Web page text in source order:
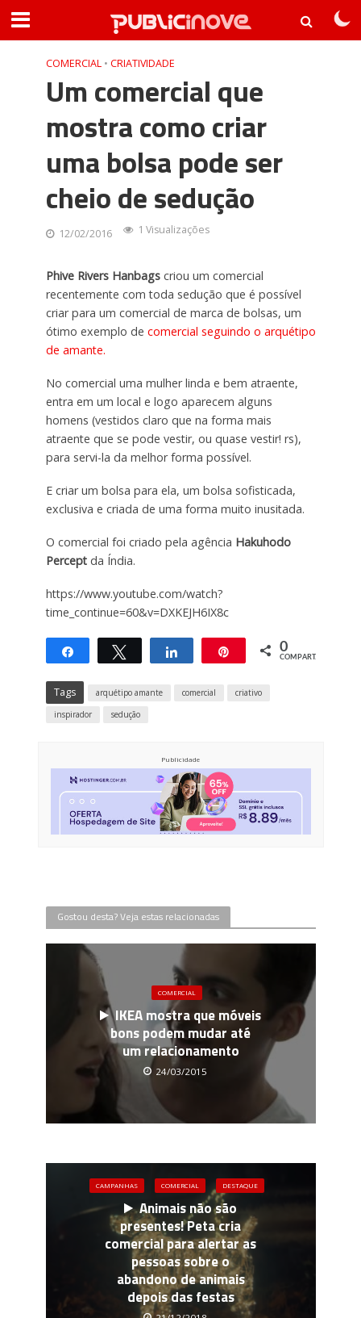
COMERCIAL • CRIATIVIDADE
Um comercial que
mostra como criar
uma bolsa pode ser
cheio de sedução
12/02/2016 1 Visualizações
Phive Rivers Hanbagscriou um comercial
recentemente com toda sedução que é possível
criar para um comercial de marca de bolsas, um
ótimo exemplo de comercial seguindo o arquétipo
de amante.
No comercial uma mulher linda e bem atraente,
entra em um local e logo aparecem alguns
homens (vestidos claro que na forma mais
atraente que se pode vestir, ou quase vestir! rs),
para servi-la da melhor forma possível.
E criar um bolsa para ela, um bolsa sofisticada,
exclusiva e criada de uma forma muito inusitada.
O comercial foi criado pela agência Hakuhodo
Perceptda Índia.
https://www.youtube.com/watch?
time_continue=60&v=DXKEJH6IX8c
CompartilharTwittar Compartilhar 0
COMPART.
Tags arquétipo amante comercial
criativo
inspirador
sedução
Publicidade
Gostou desta? Veja estas relacionadas
COMERCIAL
IKEA mostra que móveis
bons podem mudar até
um relacionamento
24/03/2015
CAMPANHAS COMERCIAL DESTAQUE
Animais não são
presentes! Peta cria
comercial para alertar as
pessoas sobre o
abandono de animais
depois das festas